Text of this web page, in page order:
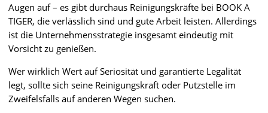
Augen auf – es gibt durchaus Reinigungskräfte bei BOOK A
TIGER, die verlässlich sind und gute Arbeit leisten. Allerdings
ist die Unternehmensstrategie insgesamt eindeutig mit
Vorsicht zu genießen.
Wer wirklich Wert auf Seriosität und garantierte Legalität
legt, sollte sich seine Reinigungskraft oder Putzstelle im
Zweifelsfalls auf anderen Wegen suchen.